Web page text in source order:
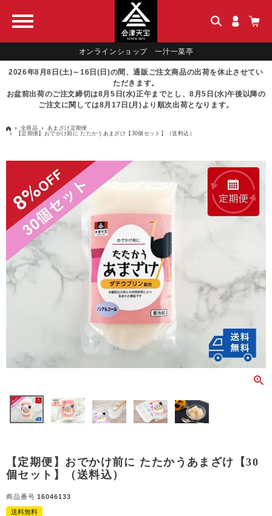
オンラインショップ 一汁一菜亭
2026年8月8日(土)～16日(日)の間、通販ご注文商品の出荷を休止させてい
ただきます。
お盆前出荷のご注文締切は8月5日(水)正午までとし、8月5日(水)午後以降の
ご注文に関しては8月17日(月)より順次出荷となります。
全商品
あまざけ定期便
【定期便】おでかけ前に たたかうあまざけ【30個セット】（送料込）
【定期便】おでかけ前に たたかうあまざけ【30
個セット】（送料込）
商品番号 16046133
送料無料